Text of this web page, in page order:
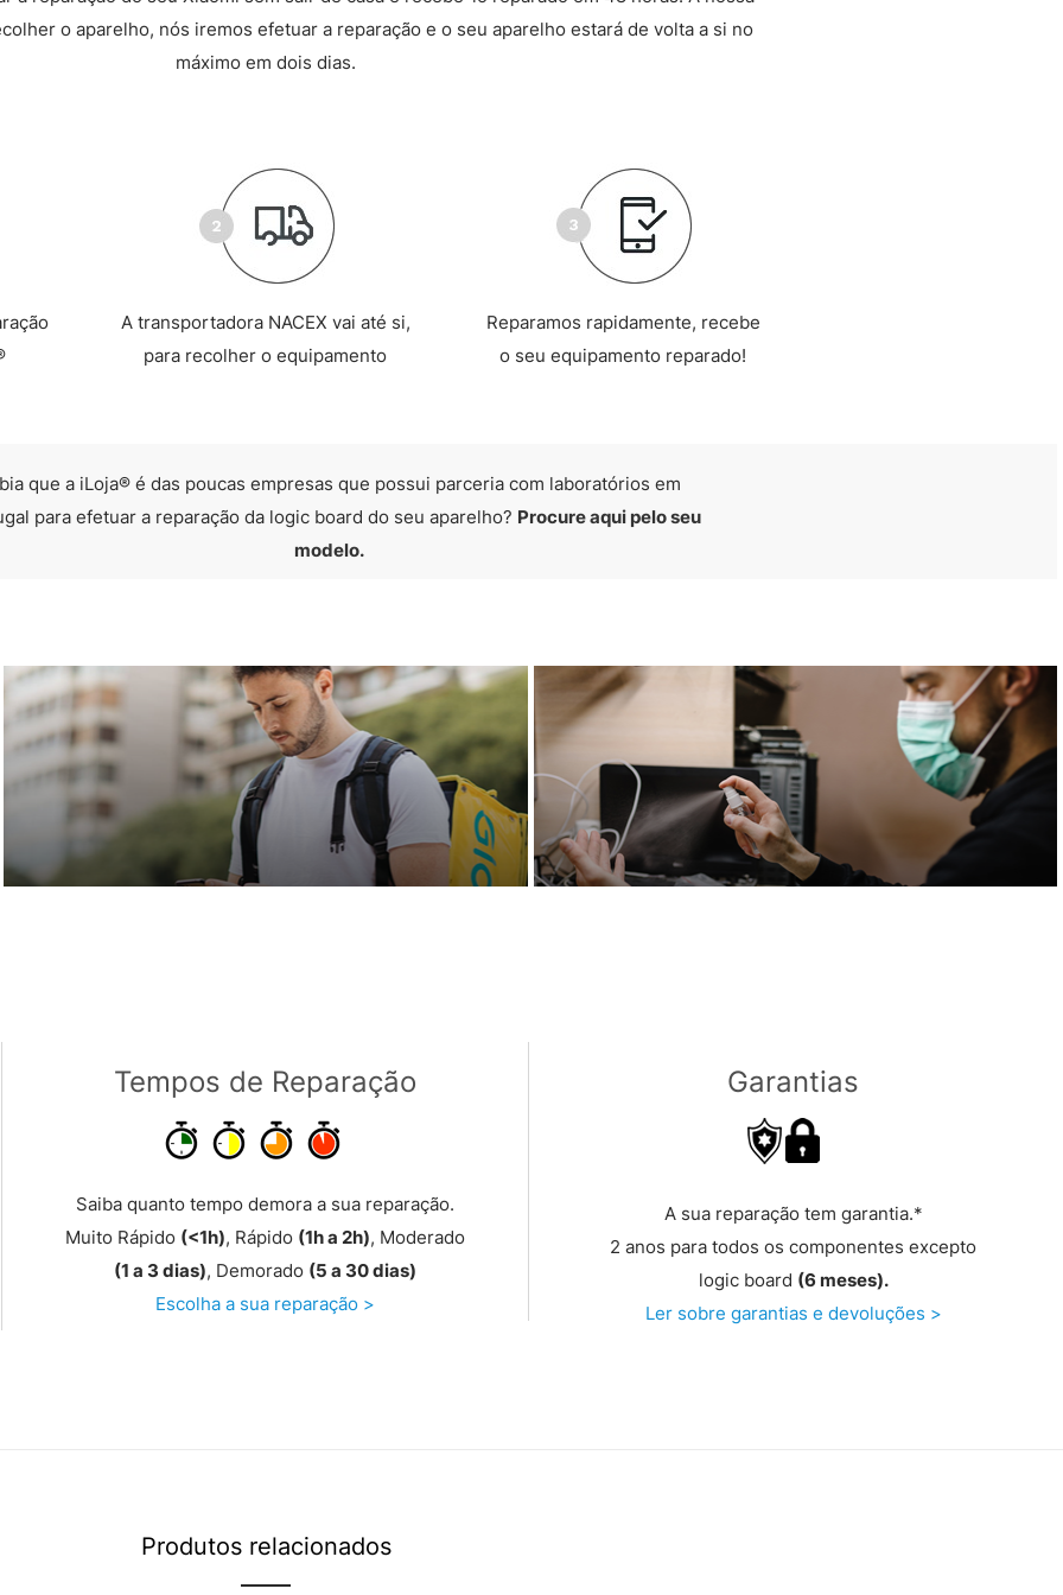
o aparelho, nós iremos efetuar a reparação e o seu aparelho estará de volta a si no
máximo em dois dias.
A transportadora NACEX vai até si,
para recolher o equipamento
Reparamos rapidamente, recebe
o seu equipamento reparado!
que a iLoja® é das poucas empresas que possui parceria com laboratórios em
para efetuar a reparação da logic board do seu aparelho? Procure aqui pelo seu
modelo.
Tempos de Reparação
Saiba quanto tempo demora a sua reparação.
Muito Rápido (<1h), Rápido (1h a 2h), Moderado
(1 a 3 dias), Demorado (5 a 30 dias)
Escolha a sua reparação >
Garantias
A sua reparação tem garantia.*
2 anos para todos os componentes excepto
logic board (6 meses).
Ler sobre garantias e devoluções >
Produtos relacionados